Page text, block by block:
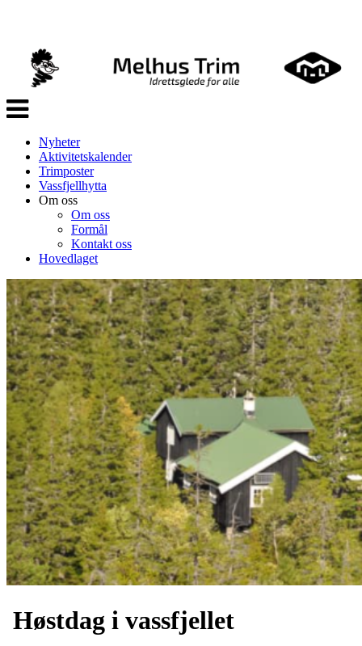
Veksle
navigasjon
Nyheter
Aktivitetskalender
Trimposter
Vassfjellhytta
Om oss
Om oss
Formål
Kontakt oss
Hovedlaget
Høstdag i vassfjellet